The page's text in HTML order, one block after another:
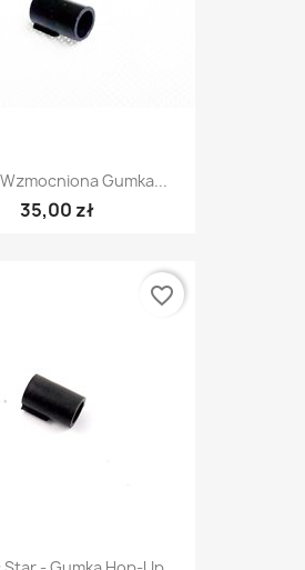
Gumka...
35,00 zł
favorite_border